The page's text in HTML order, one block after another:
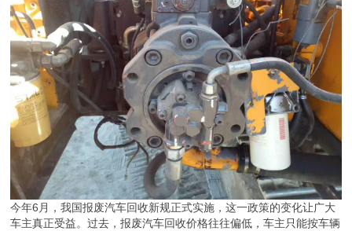
今年6月，我国报废汽车回收新规正式实施，这一政策的变化让广大
车主真正受益。过去，报废汽车回收价格往往偏低，车主只能按车辆